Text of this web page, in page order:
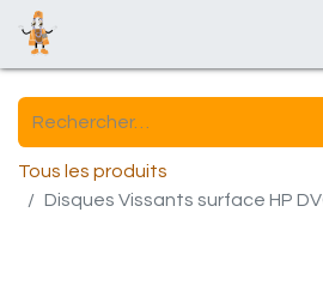
Tous les produits
Disques Vissants surface HP